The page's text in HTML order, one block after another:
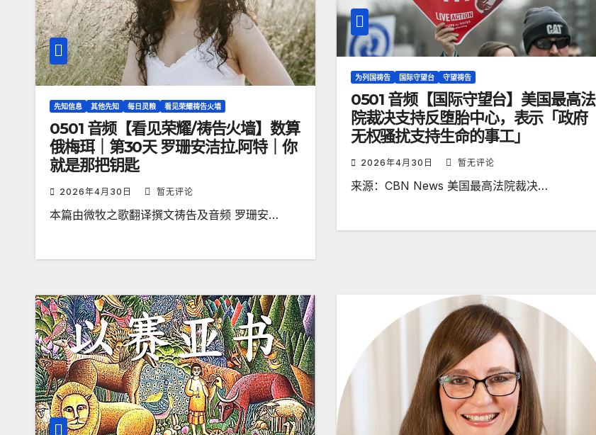
先知信息 其他先知 每日灵粮 看见荣耀祷告火墙
0501 音频【看见荣耀/祷告火墙】数算
俄梅珥｜第30天 罗珊安洁拉.阿特｜你
就是那把钥匙
2026年4月30日 暂无评论
本篇由微牧之歌翻译撰文祷告及音频 罗珊安…
为列国祷告 国际守望台 守望祷告
0501 音频【国际守望台】美国最高法
院裁决支持反堕胎中心，表示「政府
无权骚扰支持生命的事工」
2026年4月30日 暂无评论
来源：CBN News 美国最高法院裁决…